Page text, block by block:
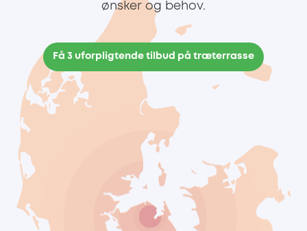
ønsker og behov.
Få 3 uforpligtende tilbud på træterrasse